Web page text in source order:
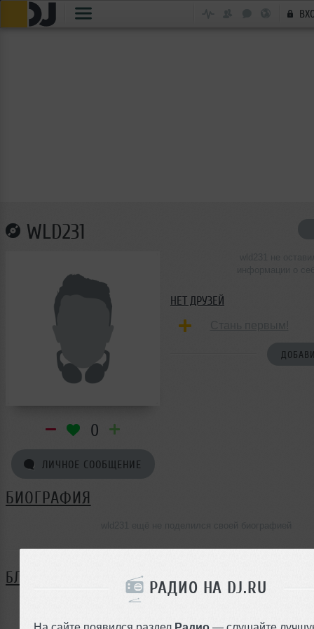
РАДИО НА DJ.RU
На сайте появился раздел Радио — слушайте
WLD231
0
ЛИЧНОЕ СООБЩЕНИЕ
НЕТ ДРУЗЕЙ
БИОГРАФИЯ
БЛОГ